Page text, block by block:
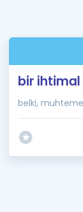
bir ihtimal
belki,